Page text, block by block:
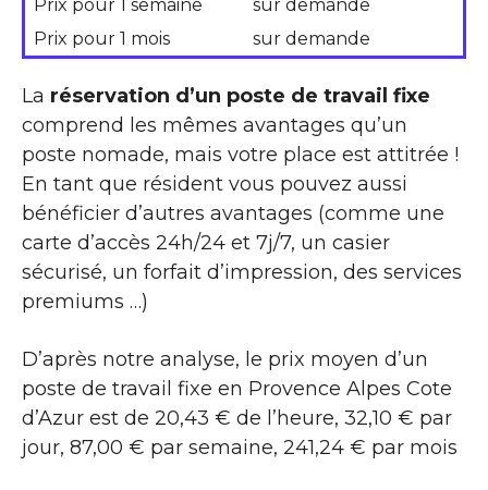
Prix pour 1 semaine
sur demande
Prix pour 1 mois
sur demande
La réservation d’un poste de travail fixe
comprend les mêmes avantages qu’un
poste nomade, mais votre place est attitrée !
En tant que résident vous pouvez aussi
bénéficier d’autres avantages (comme une
carte d’accès 24h/24 et 7j/7, un casier
sécurisé, un forfait d’impression, des services
premiums …)
D’après notre analyse, le prix moyen d’un
poste de travail fixe en Provence Alpes Cote
d’Azur est de 20,43 € de l’heure, 32,10 € par
jour, 87,00 € par semaine, 241,24 € par mois